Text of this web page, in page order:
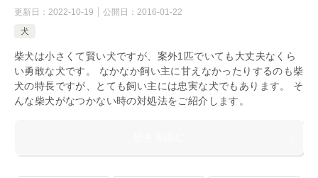
更新日： 2022-10-19 公開日： 2016-01-22
犬
柴犬は小さくて賢い犬ですが、案外1匹でいても大丈夫なくら
い勇敢な犬です。 なかなか飼い主に甘えなかったりするのも柴
犬の特長ですが、とても飼い主には忠実な犬でもあります。 そ
んな柴犬がなつかない時の対処法をご紹介します。